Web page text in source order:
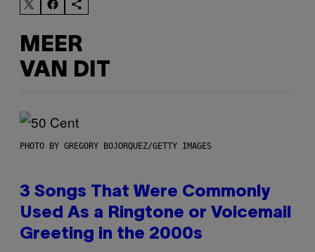
MEER
VAN DIT
PHOTO BY GREGORY BOJORQUEZ/GETTY IMAGES
3 Songs That Were Commonly
Used As a Ringtone or Voicemail
Greeting in the 2000s